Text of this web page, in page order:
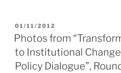
POSTED
ON
01/11/2012
Photos from
to Institutional
Policy Dialogue”,